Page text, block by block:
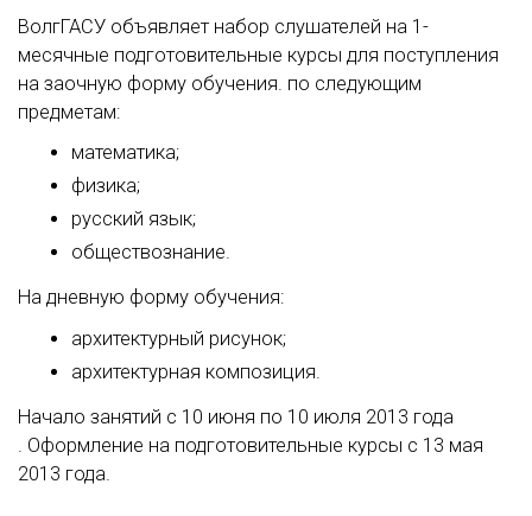
ВолгГАСУ объявляет набор слушателей на 1-
месячные подготовительные курсы для поступления
на заочную форму обучения. по следующим
предметам:
математика;
физика;
русский язык;
обществознание.
На дневную форму обучения:
архитектурный рисунок;
архитектурная композиция.
Начало занятий с 10 июня по 10 июля 2013 года
. Оформление на подготовительные курсы с 13 мая
2013 года.